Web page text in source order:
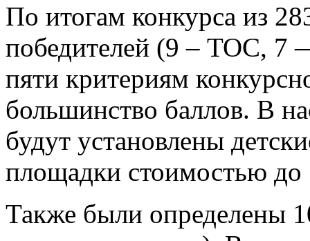
По итогам конкурса из
победителей (9 – ТОС, 7
пяти критериям
большинство баллов. В
будут установлены
площадки стоимостью до
Также были определены